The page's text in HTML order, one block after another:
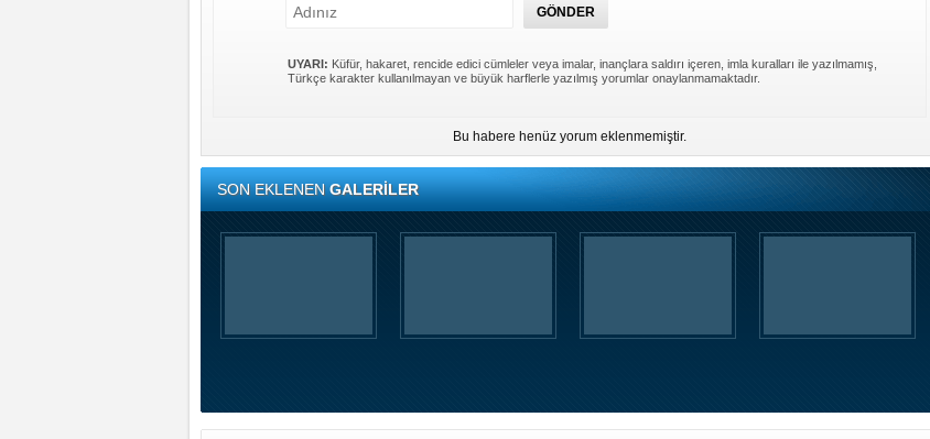
UYARI: Küfür, hakaret, rencide edici cümleler veya imalar, inançlara saldırı içeren, imla kuralları ile yazılmamış,
Türkçe karakter kullanılmayan ve büyük harflerle yazılmış yorumlar onaylanmamaktadır.
Bu habere henüz yorum eklenmemiştir.
SON EKLENENGALERİLER